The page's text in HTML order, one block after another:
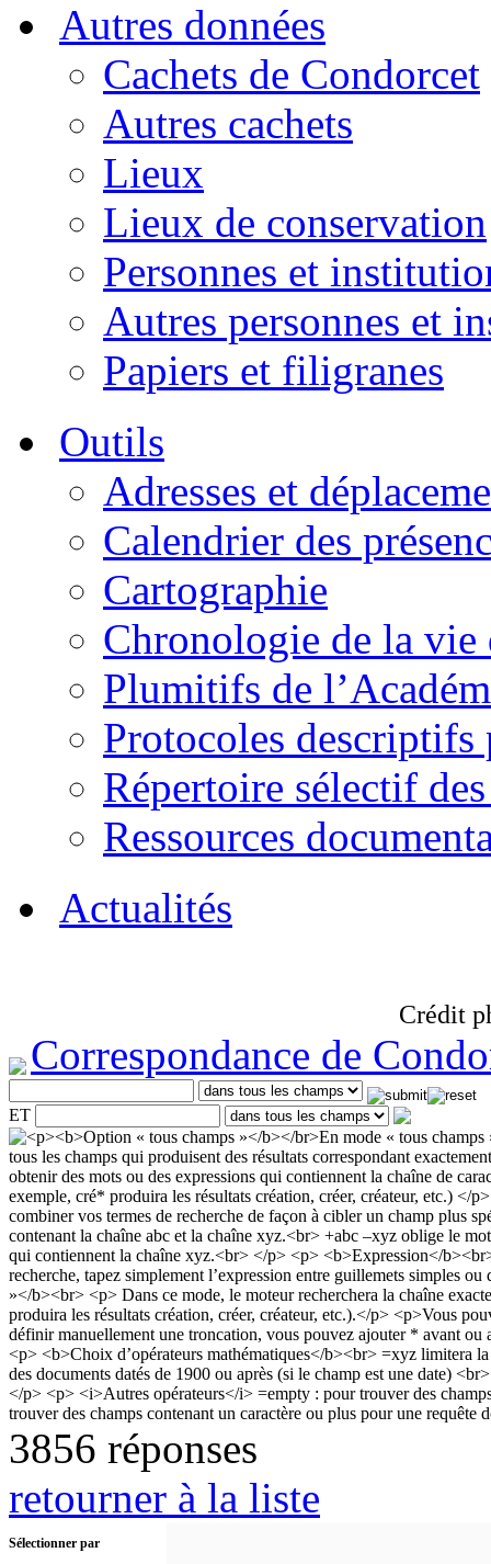
Autres données
Cachets de Condorcet
Autres cachets
Lieux
Lieux de conservation
Personnes et
Autres personnes et
Papiers et filigranes
Outils
Adresses et
Calendrier des
Cartographie
Chronologie de la vie
Plumitifs de
Protocoles descriptifs
Répertoire sélectif
Ressources
Actualités
Crédit
Correspondance de
ET
3856 réponses
retourner à la liste
Sélectionner par